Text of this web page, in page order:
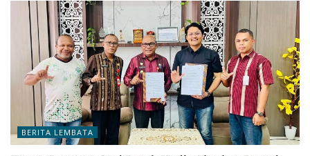
BERITA LEMBATA